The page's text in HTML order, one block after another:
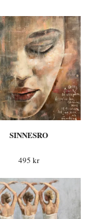
SINNESRO
495 kr